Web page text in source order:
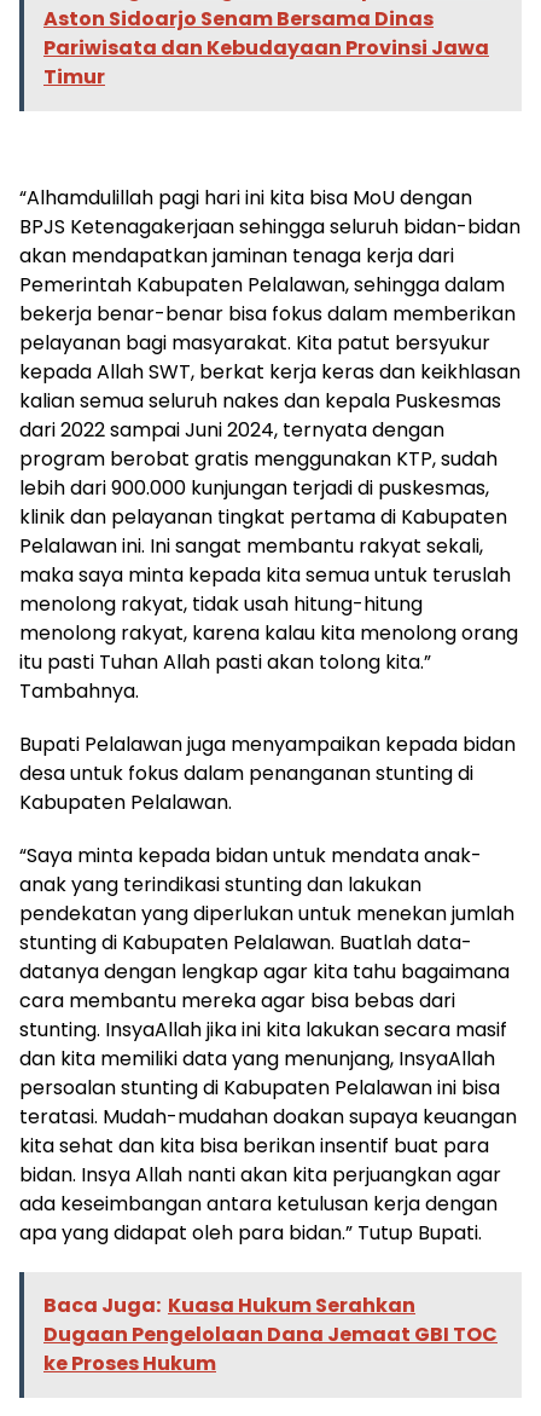
Aston Sidoarjo Senam Bersama Dinas
Pariwisata dan Kebudayaan Provinsi Jawa
Timur
“Alhamdulillah pagi hari ini kita bisa MoU dengan
BPJS Ketenagakerjaan sehingga seluruh bidan-bidan
akan mendapatkan jaminan tenaga kerja dari
Pemerintah Kabupaten Pelalawan, sehingga dalam
bekerja benar-benar bisa fokus dalam memberikan
pelayanan bagi masyarakat. Kita patut bersyukur
kepada Allah SWT, berkat kerja keras dan keikhlasan
kalian semua seluruh nakes dan kepala Puskesmas
dari 2022 sampai Juni 2024, ternyata dengan
program berobat gratis menggunakan KTP, sudah
lebih dari 900.000 kunjungan terjadi di puskesmas,
klinik dan pelayanan tingkat pertama di Kabupaten
Pelalawan ini. Ini sangat membantu rakyat sekali,
maka saya minta kepada kita semua untuk teruslah
menolong rakyat, tidak usah hitung-hitung
menolong rakyat, karena kalau kita menolong orang
itu pasti Tuhan Allah pasti akan tolong kita.”
Tambahnya.
Bupati Pelalawan juga menyampaikan kepada bidan
desa untuk fokus dalam penanganan stunting di
Kabupaten Pelalawan.
“Saya minta kepada bidan untuk mendata anak-
anak yang terindikasi stunting dan lakukan
pendekatan yang diperlukan untuk menekan jumlah
stunting di Kabupaten Pelalawan. Buatlah data-
datanya dengan lengkap agar kita tahu bagaimana
cara membantu mereka agar bisa bebas dari
stunting. InsyaAllah jika ini kita lakukan secara masif
dan kita memiliki data yang menunjang, InsyaAllah
persoalan stunting di Kabupaten Pelalawan ini bisa
teratasi. Mudah-mudahan doakan supaya keuangan
kita sehat dan kita bisa berikan insentif buat para
bidan. Insya Allah nanti akan kita perjuangkan agar
ada keseimbangan antara ketulusan kerja dengan
apa yang didapat oleh para bidan.” Tutup Bupati.
Baca Juga: Kuasa Hukum Serahkan
Dugaan Pengelolaan Dana Jemaat GBI TOC
ke Proses Hukum